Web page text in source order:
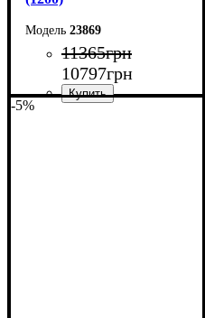
23869
11365грн
10797грн
-5%